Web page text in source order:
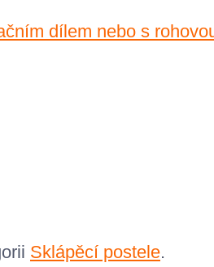
dílem nebo s
Sklápěcí postele.